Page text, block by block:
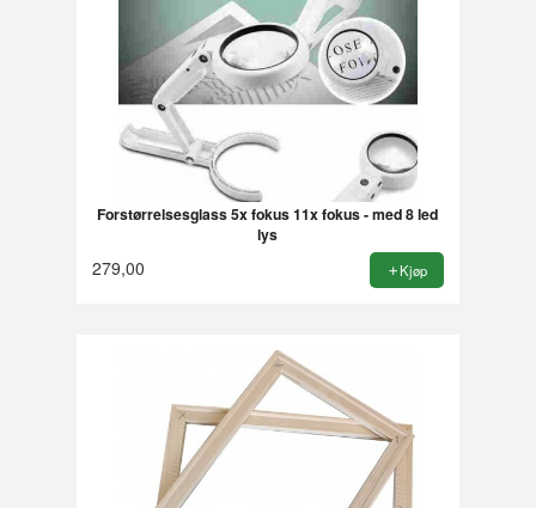
Forstørrelsesglass 5x fokus 11x fokus - med 8 led
lys
279,00 Kjøp